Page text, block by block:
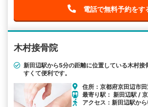
電話で無料予約をす
木村接骨院
新田辺駅から5分の距離に位置している木村接
すくて便利です。
住所：京都府京田辺市
最寄り駅： 新田辺駅 /
アクセス：新田辺駅か